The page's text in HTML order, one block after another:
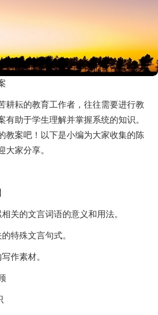
耕耘的教育工作者，往往需要进行教
有助于学生理解并掌握系统的知识。
教案吧！以下是小编为大家收集的陈
大家分享。
关的文言词语的意义和用法。
特殊文言句式。
作素材。